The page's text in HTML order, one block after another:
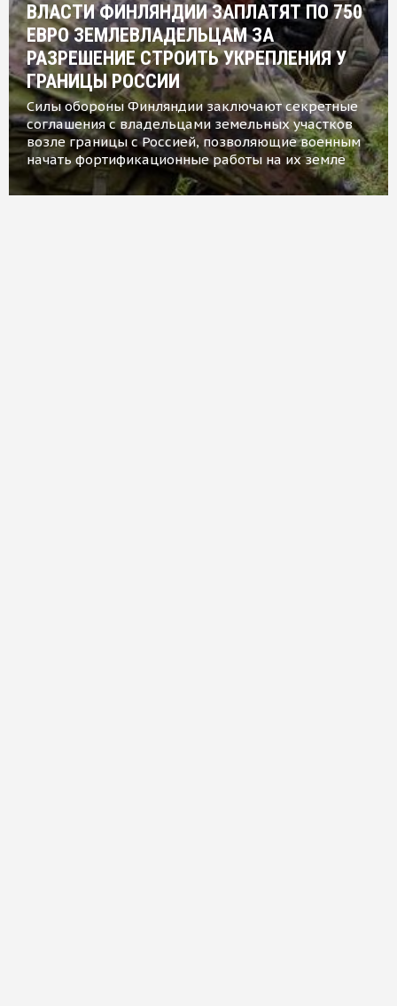
ВЛАСТИ ФИНЛЯНДИИ ЗАПЛАТЯТ ПО 750
ЕВРО ЗЕМЛЕВЛАДЕЛЬЦАМ ЗА
РАЗРЕШЕНИЕ СТРОИТЬ УКРЕПЛЕНИЯ У
ГРАНИЦЫ РОССИИ
Силы обороны Финляндии заключают секретные
соглашения с владельцами земельных участков
возле границы с Россией, позволяющие военным
начать фортификационные работы на их земле